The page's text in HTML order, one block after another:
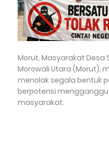
Morut, Masyarakat Desa
Morowali Utara (Morut),
menolak segala bentuk
berpotensi
masyarakat.